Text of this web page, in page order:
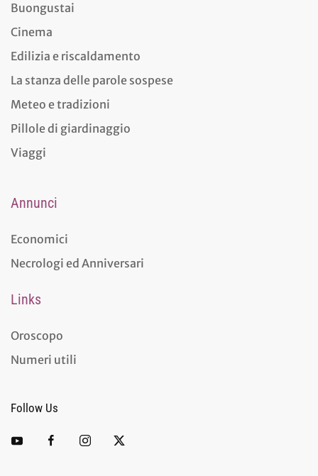
Buongustai
Cinema
Edilizia e riscaldamento
La stanza delle parole sospese
Meteo e tradizioni
Pillole di giardinaggio
Viaggi
Annunci
Economici
Necrologi ed Anniversari
Links
Oroscopo
Numeri utili
Follow Us